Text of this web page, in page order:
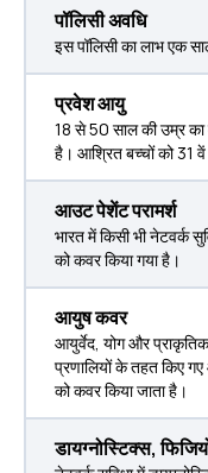
पॉलिसी अवधि
इस पॉलिसी का लाभ एक
प्रवेश आयु
18 से 50 साल की उम्र का
है। आश्रित बच्चों को 31
आउट पेशेंट परामर्श
भारत में किसी भी नेटवर्क
को कवर किया गया है।
आयुष कवर
आयुर्वेद, योग और प्राकृतिक
प्रणालियों के तहत किए
को कवर किया जाता है।
डायग्नोस्टिक्स,